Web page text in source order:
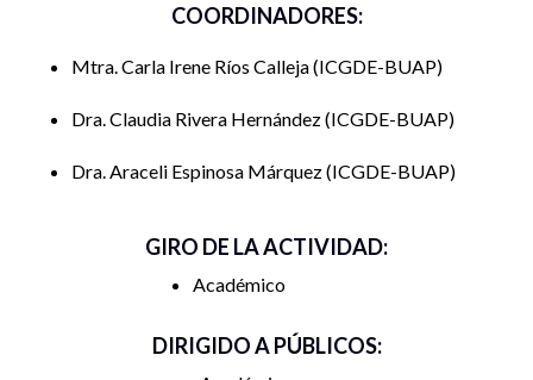
COORDINADORES:
Mtra. Carla Irene Ríos Calleja ICGDE-BUAP
Dra. Claudia Rivera Hernández ICGDE-BUAP
Dra. Araceli Espinosa Márquez ICGDE-BUAP
GIRO DE LA ACTIVIDAD:
Académico
DIRIGIDO A PÚBLICOS: